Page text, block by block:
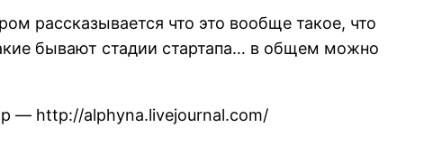
рассказывается что это вообще такое, что
бывают стадии стартапа… в общем можно
— http://alphyna.livejournal.com/